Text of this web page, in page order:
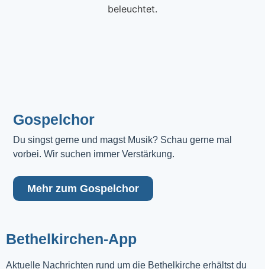
Gospelchor
Du singst gerne und magst Musik? Schau gerne mal
vorbei. Wir suchen immer Verstärkung.
Mehr zum Gospelchor
Bethelkirchen-App
Aktuelle Nachrichten rund um die Bethelkirche erhältst du